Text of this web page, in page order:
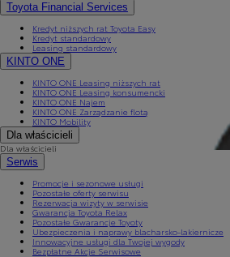
Toyota Financial Services
Kredyt niższych rat Toyota Easy
Kredyt standardowy
Leasing standardowy
KINTO ONE
KINTO ONE Leasing niższych rat
KINTO ONE Leasing konsumencki
KINTO ONE Najem
KINTO ONE Zarządzanie flotą
KINTO Mobility
Dla właścicieli
Dla właścicieli
Serwis
Promocje i sezonowe usługi
Pozostałe oferty serwisu
Rezerwacja wizyty w serwisie
Gwarancja Toyota Relax
Pozostałe Gwarancje Toyoty
Ubezpieczenia i naprawy blacharsko-lakiernicze
Innowacyjne usługi dla Twojej wygody
Bezpłatne Akcje Serwisowe